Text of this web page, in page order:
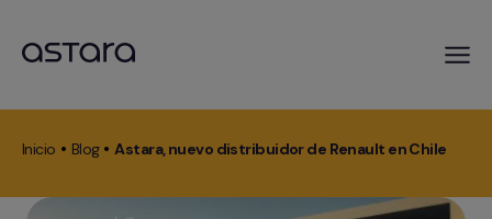
Pasar
contenido
Ruta
navegación
Inicio Blog Astara, nuevo distribuidor de Renault en Chile